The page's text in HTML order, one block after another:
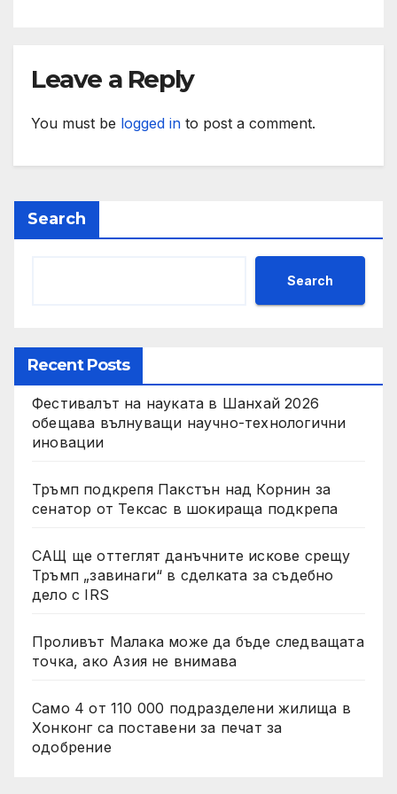
социални проекти
Leave a Reply
You must be logged in to post a comment.
Search
Search
Recent Posts
Фестивалът на науката в Шанхай 2026
обещава вълнуващи научно-технологични
иновации
Тръмп подкрепя Пакстън над Корнин за
сенатор от Тексас в шокираща подкрепа
САЩ ще оттеглят данъчните искове срещу
Тръмп „завинаги“ в сделката за съдебно
дело с IRS
Проливът Малака може да бъде следващата
точка, ако Азия не внимава
Само 4 от 110 000 подразделени жилища в
Хонконг са поставени за печат за
одобрение